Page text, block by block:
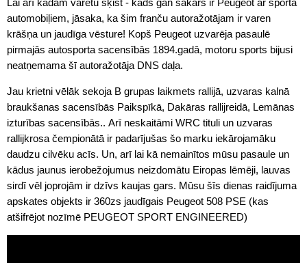
Lai arī kādam varētu šķist - kāds gan sakars ir Peugeot ar sporta
automobiļiem, jāsaka, ka šim franču autoražotājam ir varen
krāšņa un jaudīga vēsture! Kopš Peugeot uzvarēja pasaulē
pirmajās autosporta sacensībās 1894.gadā, motoru sports bijusi
neatņemama šī autoražotāja DNS daļa.
Jau krietni vēlāk sekoja B grupas laikmets rallijā, uzvaras kalnā
braukšanas sacensībās Paikspīkā, Dakāras rallijreidā, Lemānas
izturības sacensībās.. Arī neskaitāmi WRC tituli un uzvaras
rallijkrosa čempionātā ir padarījušas šo marku iekārojamāku
daudzu cilvēku acīs. Un, arī lai kā nemainītos mūsu pasaule un
kādus jaunus ierobežojumus neizdomātu Eiropas lēmēji, lauvas
sirdī vēl joprojām ir dzīvs kaujas gars. Mūsu šīs dienas raidījuma
apskates objekts ir 360zs jaudīgais Peugeot 508 PSE (kas
atšifrējot nozīmē PEUGEOT SPORT ENGINEERED)